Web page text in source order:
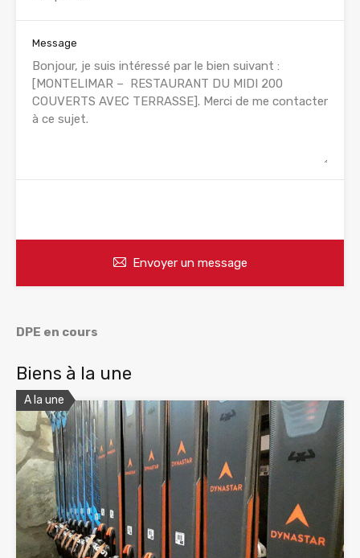
Message
Envoyer un message
DPE en cours
Biens à la une
A la une